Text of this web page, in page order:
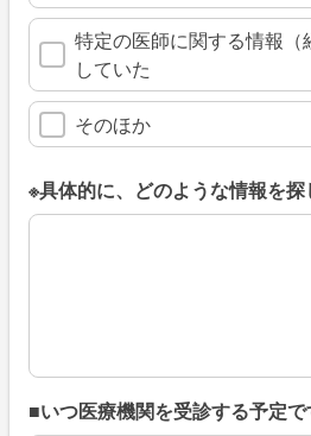
特定の医師に関する情報
していた
そのほか
※具体的に、どのような情報を
※具体的に、どのような情報を探
■いつ医療機関を受診する予定